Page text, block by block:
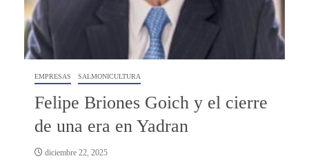
EMPRESAS SALMONICULTURA
Felipe Briones Goich y el cierre
de una era en Yadran
diciembre 22, 2025